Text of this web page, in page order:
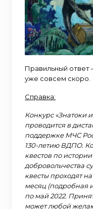
Правильный ответ
уже совсем скоро.
Справка:
Конкурс «Знатоки
проводится в
поддержке МЧС
130-летию ВДПО.
квестов по
добровольчества
квесты проходят
месяц (подробная
по май 2022.
может любой